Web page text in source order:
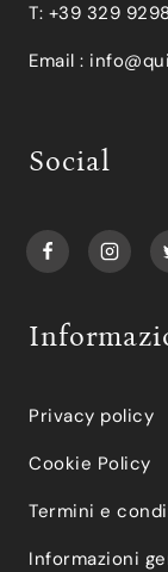
T: +39 329
Email :
Social
Privacy policy
Cookie Policy
Termini e
Informazioni